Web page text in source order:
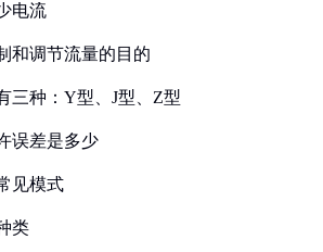
电流
和调节流量的目的
三种：Y型、J型、Z型
误差是多少
见模式
类